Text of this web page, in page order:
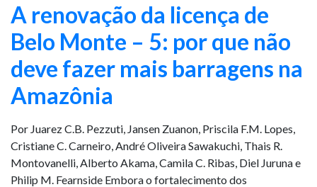
A renovação da licença de
Belo Monte – 5: por que não
deve fazer mais barragens na
Amazônia
Por Juarez C.B. Pezzuti, Jansen Zuanon, Priscila F.M. Lopes,
Cristiane C. Carneiro, André Oliveira Sawakuchi, Thais R.
Montovanelli, Alberto Akama, Camila C. Ribas, Diel Juruna e
Philip M. Fearnside Embora o fortalecimento dos